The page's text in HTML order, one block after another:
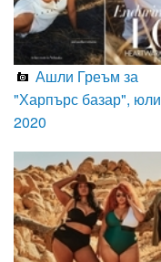
Ашли Греъм за
"Харпърс базар", юли
2020